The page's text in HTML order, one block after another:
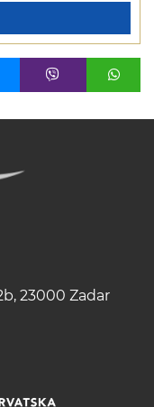
23000 Zadar